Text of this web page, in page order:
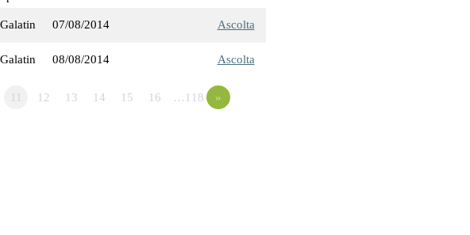
07/08/2014 Ascolta
08/08/2014 Ascolta
12 13 14 15 16 …118 »